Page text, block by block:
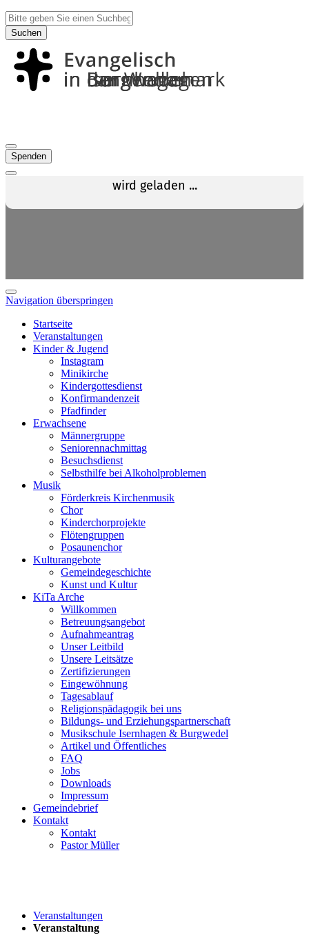
Suchen
Spenden
Navigation überspringen
Startseite
Veranstaltungen
Kinder & Jugend
Instagram
Minikirche
Kindergottesdienst
Konfirmandenzeit
Pfadfinder
Erwachsene
Männergruppe
Seniorennachmittag
Besuchsdienst
Selbsthilfe bei Alkoholproblemen
Musik
Förderkreis Kirchenmusik
Chor
Kinderchorprojekte
Flötengruppen
Posaunenchor
Kulturangebote
Gemeindegeschichte
Kunst und Kultur
KiTa Arche
Willkommen
Betreuungsangebot
Aufnahmeantrag
Unser Leitbild
Unsere Leitsätze
Zertifizierungen
Eingewöhnung
Tagesablauf
Religionspädagogik bei uns
Bildungs- und Erziehungspartnerschaft
Musikschule Isernhagen & Burgwedel
Artikel und Öffentliches
FAQ
Jobs
Downloads
Impressum
Gemeindebrief
Kontakt
Kontakt
Pastor Müller
Veranstaltungen
Veranstaltung